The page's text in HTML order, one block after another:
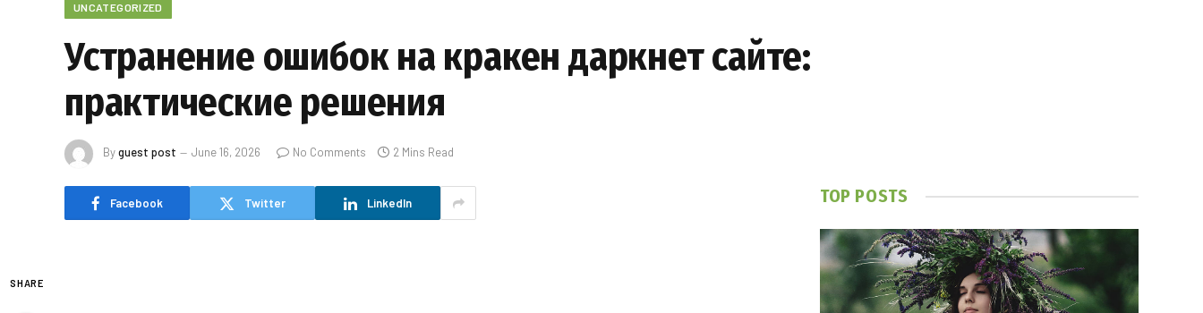
UNCATEGORIZED
Устранение ошибок на кракен даркнет сайте:
практические решения
Byguest post June 16, 2026 No Comments 2 Mins Read
Facebook Twitter LinkedIn
SHARE
TOP POSTS